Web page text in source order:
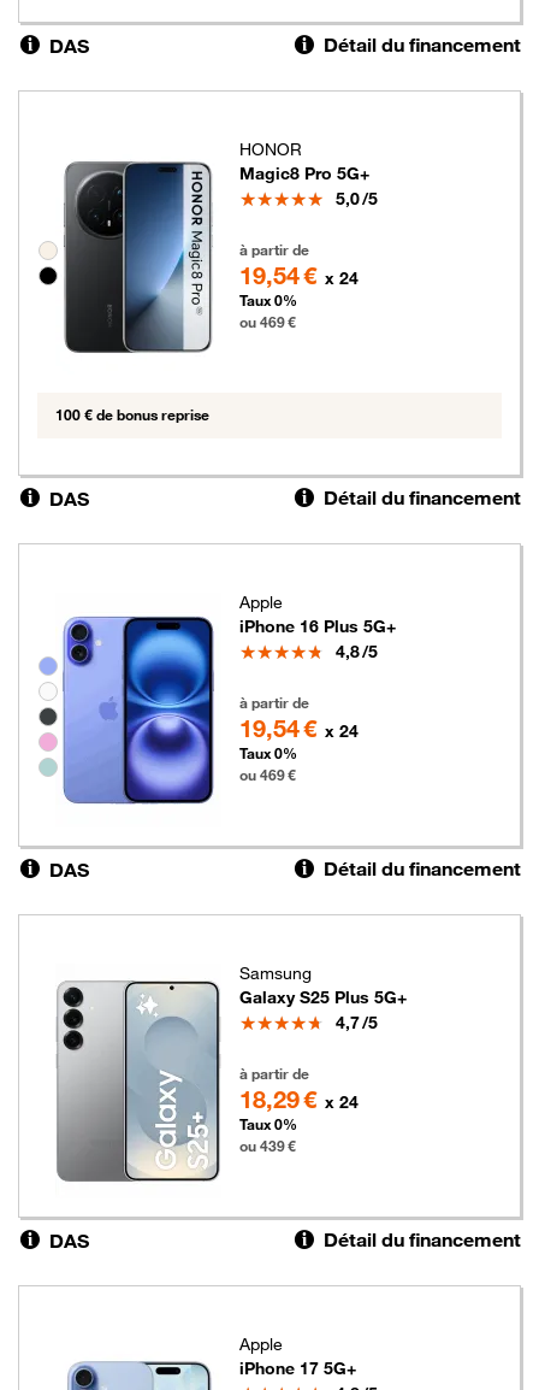
DAS Détail du financement
Groupe de couleurs disponibles non sélectionnables
HONOR
Magic8 Pro 5G+
Note
5,0/5
à partir de
19,54 € x 24
Taux 0%
ou 469 €
100 € de bonus reprise
DAS Détail du financement
Groupe de couleurs disponibles non sélectionnables
Apple
iPhone 16 Plus 5G+
Note
4,8/5
à partir de
19,54 € x 24
Taux 0%
ou 469 €
DAS Détail du financement
Samsung
Galaxy S25 Plus 5G+
Note
4,7/5
à partir de
18,29 € x 24
Taux 0%
ou 439 €
DAS Détail du financement
Apple
iPhone 17 5G+